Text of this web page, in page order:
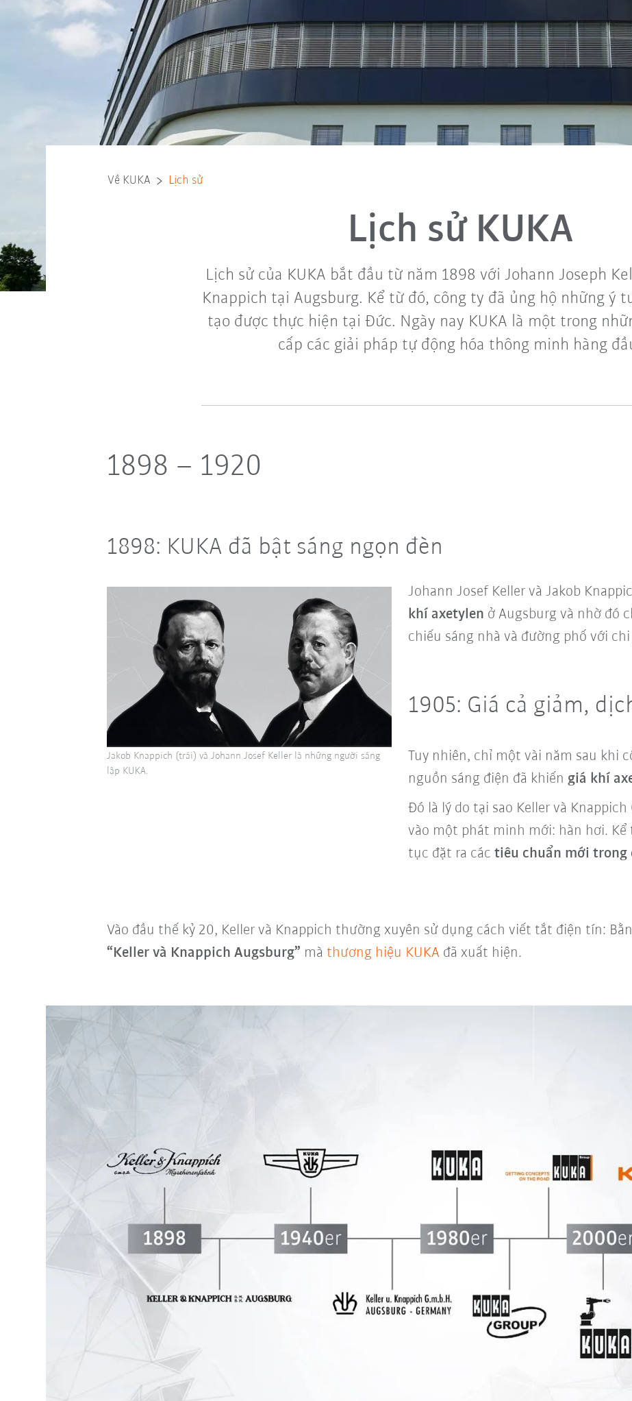
Về KUKA Lịch sử
Lịch sử KUKA
Lịch sử của KUKA bắt đầu từ năm 1898 với Johann Joseph
Knappich tại Augsburg. Kể từ đó, công ty đã ủng hộ những ý
tạo được thực hiện tại Đức. Ngày nay KUKA là một trong
cấp các giải pháp tự động hóa thông minh hàng
1898 – 1920
1898: KUKA đã bật sáng ngọn đèn
Johann Josef Keller và Jakob
khí axetylen ở Augsburg và nhờ đó
chiếu sáng nhà và đường phố với
1905: Giá cả giảm,
Tuy nhiên, chỉ một vài năm sau khi
nguồn sáng điện đã khiến giá khí
Đó là lý do tại sao Keller và
vào một phát minh mới: hàn hơi. Kể
tục đặt ra các tiêu chuẩn mới trong
Jakob Knappich (trái) và Johann Josef Keller là những người sáng
lập KUKA.
Vào đầu thế kỷ 20, Keller và Knappich thường xuyên sử dụng cách viết tắt điện tín:
“Keller và Knappich Augsburg” mà thương hiệu KUKA đã xuất hiện.